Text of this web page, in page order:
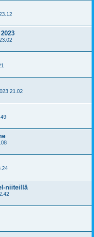
21.02
niiteillä